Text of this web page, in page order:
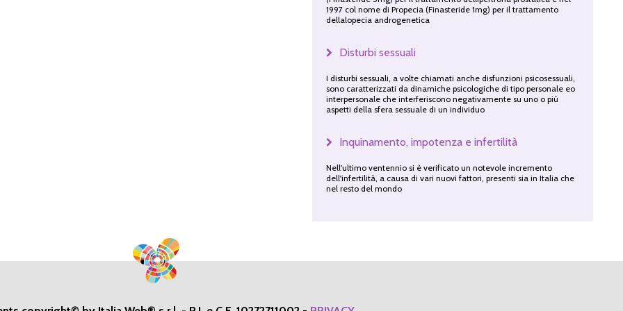
1997 col nome di Propecia (Finasteride 1mg) per il trattamento
dellalopecia androgenetica
Disturbi sessuali
I disturbi sessuali, a volte chiamati anche disfunzioni psicosessuali,
sono caratterizzati da dinamiche psicologiche di tipo personale eo
interpersonale che interferiscono negativamente su uno o più
aspetti della sfera sessuale di un individuo
Inquinamento, impotenza e infertilità
Nell'ultimo ventennio si è verificato un notevole incremento
dell'infertilità, a causa di vari nuovi fattori, presenti sia in Italia che
nel resto del mondo